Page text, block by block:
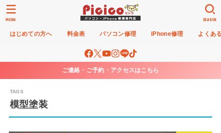
はじめての方へ 料金表 パソコン修理 iPhone修理 よくあ
SEARCH
MENU
ご連絡・ご予約・アクセスはこちら
模型塗装